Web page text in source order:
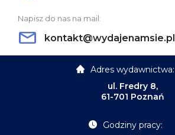
Napisz do nas na mail:
kontakt@wydajenamsie.pl
Adres wydawnictwa:
ul. Fredry 8,
61-701 Poznań
Godziny pracy: